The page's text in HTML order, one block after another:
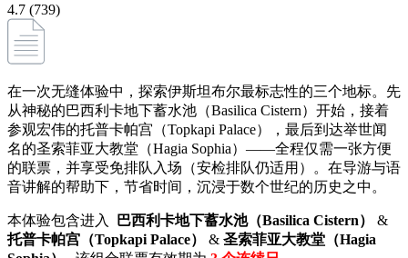
4.7 (739)
在一次无缝体验中，探索伊斯坦布尔最标志性的三个地标。先
从神秘的巴西利卡地下蓄水池（Basilica Cistern）开始，接着
参观宏伟的托普卡帕宫（Topkapi Palace），最后到达举世闻
名的圣索菲亚大教堂（Hagia Sophia）——全程仅需一张方便
的联票，并享受免排队入场（安检排队仍适用）。在导游与语
音讲解的帮助下，节省时间，沉浸于数个世纪的历史之中。
本体验包含进入 巴西利卡地下蓄水池（Basilica Cistern）
&
托普卡帕宫（Topkapi Palace）
& 圣索菲亚大教堂（Hagia